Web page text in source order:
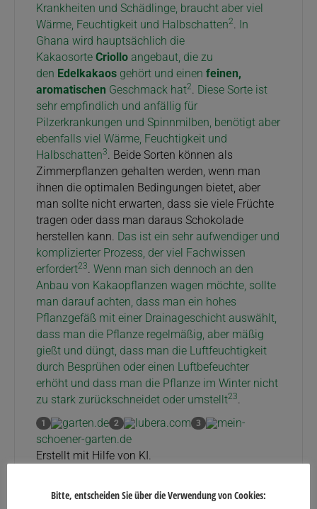
Krankheiten und Schädlinge, braucht aber viel
Wärme, Feuchtigkeit und Halbschatten2
In
Ghana wird hauptsächlich die
Kakaosorte Criollo angebaut, die zu
den Edelkakaos gehört und einen feinen,
aromatischen Geschmack hat2
Diese Sorte ist
sehr empfindlich und anfällig für
Pilzerkrankungen und Spinnmilben, benötigt aber
ebenfalls viel Wärme, Feuchtigkeit und
Halbschatten3
. Beide Sorten können als
Zimmerpflanzen gehalten werden, wenn man
ihnen die optimalen Bedingungen bietet, aber
man sollte nicht erwarten, dass sie viele Früchte
tragen oder dass man daraus Schokolade
herstellen kann. Das ist ein sehr aufwendiger und
komplizierter Prozess, der viel Fachwissen
erfordert23
Wenn man sich dennoch an den
Anbau von Kakaopflanzen wagen möchte, sollte
man darauf achten, dass man ein hohes
Pflanzgefäß mit einer Drainageschicht auswählt,
dass man die Pflanze regelmäßig, aber mäßig
gießt und düngt, dass man die Luftfeuchtigkeit
durch Besprühen oder einen Luftbefeuchter
erhöht und dass man die Pflanze im Winter nicht
zu stark zurückschneidet oder umstellt23
1 garten.de 2 lubera.com 3
mein-
schoener-garten.de
Erstellt mit Hilfe von KI.
Bitte, entscheiden Sie über die Verwendung von Cookies: